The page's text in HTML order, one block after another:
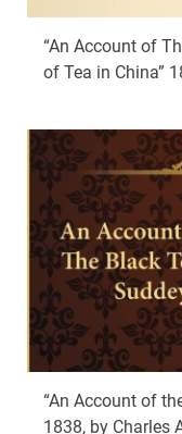
“An Account of
of Tea in China”
“An Account of
1838, by Charles